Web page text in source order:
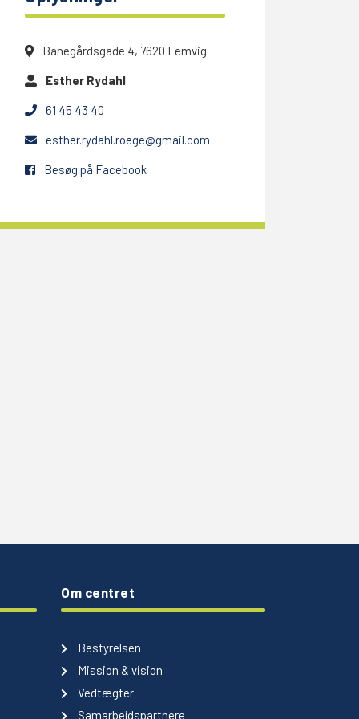
Banegårdsgade 4, 7620 Lemvig
Esther Rydahl
61 45 43 40
esther.rydahl.roege@gmail.com
Besøg på Facebook
Om centret
Bestyrelsen
Mission & vision
Vedtægter
Samarbejdspartnere